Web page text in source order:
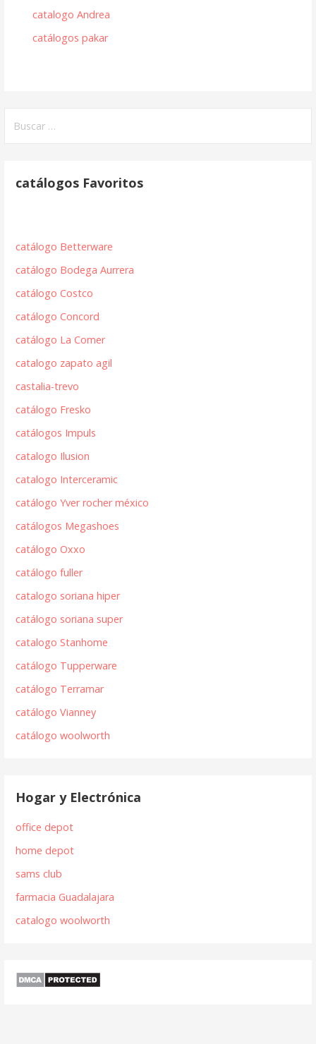
catalogo Andrea
catálogos pakar
catálogos Favoritos
catálogo Betterware
catálogo Bodega Aurrera
catálogo Costco
catálogo Concord
catálogo La Comer
catalogo zapato agil
castalia-trevo
catálogo Fresko
catálogos Impuls
catalogo Ilusion
catalogo Interceramic
catálogo Yver rocher méxico
catálogos Megashoes
catálogo Oxxo
catálogo fuller
catalogo soriana hiper
catálogo soriana super
catalogo Stanhome
catálogo Tupperware
catálogo Terramar
catálogo Vianney
catálogo woolworth
Hogar y Electrónica
office depot
home depot
sams club
farmacia Guadalajara
catalogo woolworth